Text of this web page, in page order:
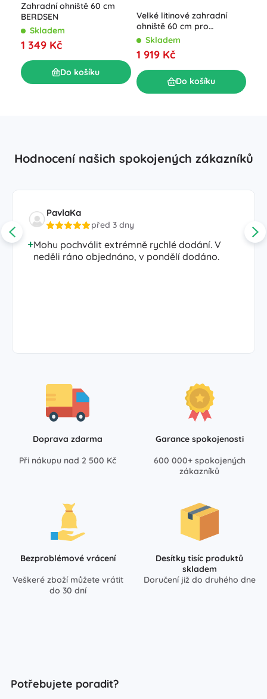
Zahradní ohniště 60 cm
BERDSEN
Skladem
1 349 Kč
Do košíku
Velké litinové zahradní
ohniště 60 cm pro
pohodové táboráky
Skladem
1 919 Kč
Do košíku
Hodnocení našich spokojených zákazníků
PavlaKa
před 3 dny
Mohu pochválit extrémně rychlé dodání. V
neděli ráno objednáno, v pondělí dodáno.
Doprava zdarma
Při nákupu nad 2 500 Kč
Garance spokojenosti
600 000+ spokojených
zákazníků
Bezproblémové vrácení
Veškeré zboží můžete vrátit
do 30 dní
Desítky tisíc produktů
skladem
Doručení již do druhého dne
Potřebujete poradit?